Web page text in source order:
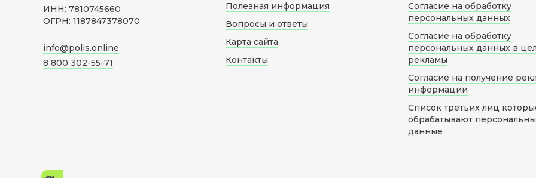
ИНН: 7810745660
ОГРН: 1187847378070
info@polis.online
8 800 302-55-71
Полезная информация
Вопросы и ответы
Карта сайта
Контакты
Согласие на обработку
персональных данных
Согласие на обработку
персональных данных в
рекламы
Согласие на получение
информации
Список третьих лиц
обрабатывают
данные